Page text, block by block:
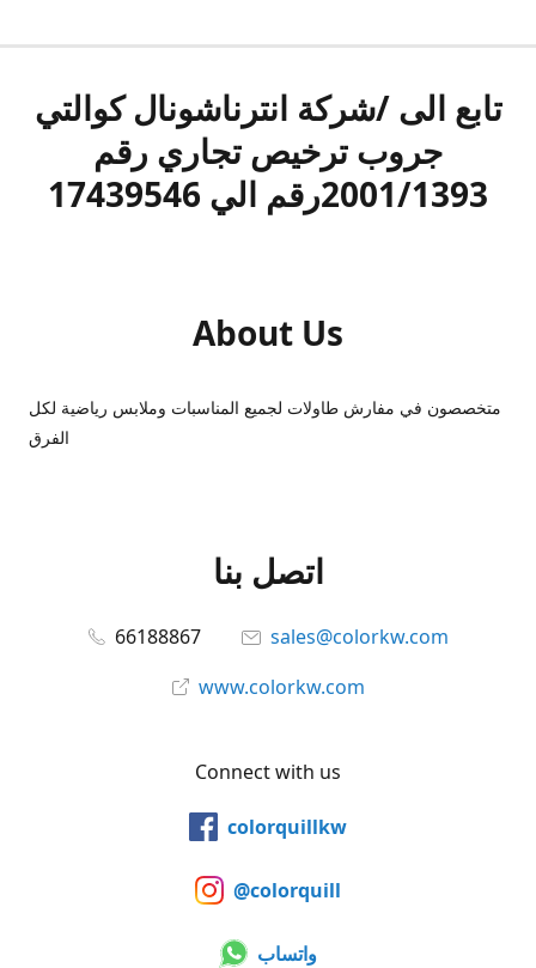
تابع الى /شركة انترناشونال كوالتي
جروب ترخيص تجاري رقم
2001/1393رقم الي 17439546
About Us
متخصصون في مفارش طاولات لجميع المناسبات وملابس رياضية لكل
الفرق
اتصل بنا
66188867
sales@colorkw.com
www.colorkw.com
Connect with us
colorquillkw
@colorquill
واتساب